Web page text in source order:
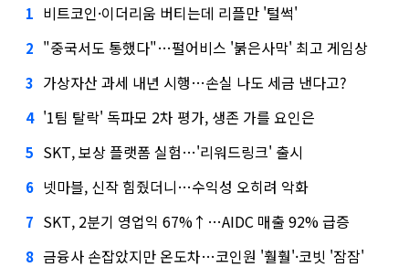
1 비트코인·이더리움 버티는데 리플만 '털썩'
2 "중국서도 통했다"…펄어비스 '붉은사막' 최고 게임상
3 가상자산 과세 내년 시행…손실 나도 세금 낸다고?
4 '1팀 탈락' 독파모 2차 평가, 생존 가를 요인은
5 SKT, 보상 플랫폼 실험…'리워드링크' 출시
6 넷마블, 신작 힘줬더니…수익성 오히려 악화
7 SKT, 2분기 영업익 67%↑…AIDC 매출 92% 급증
8 금융사 손잡았지만 온도차…코인원 '훨훨'·코빗 '잠잠'